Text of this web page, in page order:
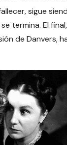
sigue
termina. El
de Danvers,